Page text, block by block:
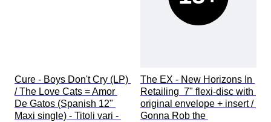
Cure - Boys Don't Cry (LP)
/ The Love Cats = Amor
De Gatos (Spanish 12"
Maxi single) - Titoli vari -
The EX - New Horizons In
Retailing  7" flexi-disc with
original envelope + insert /
Gonna Rob the